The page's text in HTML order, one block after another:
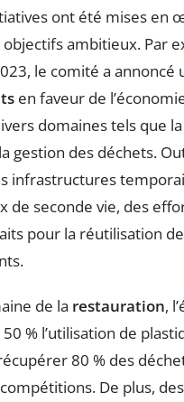
ont été mises en
ambitieux. Par
le comité a annoncé
en faveur de
domaines tels que
gestion des déchets.
infrastructures
de seconde vie, des
pour la réutilisation
de la restauration,
% l’utilisation de
80 % des
De plus,